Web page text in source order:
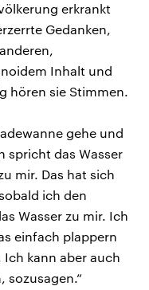
erkrankt
Gedanken,
Inhalt und
hören sie Stimmen.
gehe und
spricht das Wasser
mir. Das hat sich
ich den
Wasser zu mir. Ich
einfach plappern
kann aber auch
sozusagen.“